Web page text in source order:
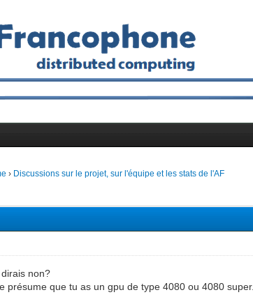
› Discussions sur le projet, sur l'équipe et les stats de l'AF
non?
présume que tu as un gpu de type 4080 ou 4080 super.